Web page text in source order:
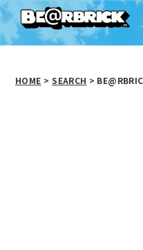
HOME > SEARCH >